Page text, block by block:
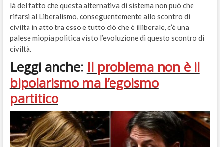
là del fatto che questa alternativa di sistema non può che
rifarsi al Liberalismo, conseguentemente allo scontro di
civiltà in atto tra esso e tutto ciò che è illiberale, c’è una
palese miopia politica visto l’evoluzione di questo scontro di
civiltà.
Leggi anche: Il problema non è il
bipolarismo ma l’egoismo
partitico